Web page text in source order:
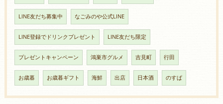
LINE友だち募集中 なごみのや公式LINE
LINE登録でドリンクプレゼント LINE友だち限定
プレゼントキャンペーン 鴻巣市グルメ 吉見町 行田
お歳暮 お歳暮ギフト 海鮮 出店 日本酒 のすぱ